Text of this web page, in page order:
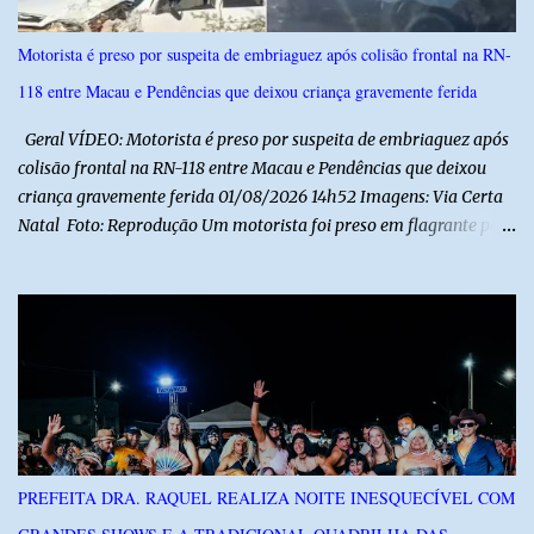
Motorista é preso por suspeita de embriaguez após colisão frontal na RN-
118 entre Macau e Pendências que deixou criança gravemente ferida
Geral VÍDEO: Motorista é preso por suspeita de embriaguez após
colisão frontal na RN-118 entre Macau e Pendências que deixou
criança gravemente ferida 01/08/2026 14h52 Imagens: Via Certa
Natal Foto: Reprodução Um motorista foi preso em flagrante por
Um dos condutores apresentava sinais de embriaguez, foi levado
ao Hospital Regional Tarcísio Maia, em Mossoró, e autuado em
flagrante. O exame pericial para confirmar a presença de álcool no
organismo está em andamento. No outro veículo estavam
funcionários da Caern que seguiam para uma partida de futebol. O
motorista e uma mulher sofreram ferimentos leves. A criança, que
PREFEITA DRA. RAQUEL REALIZA NOITE INESQUECÍVEL COM